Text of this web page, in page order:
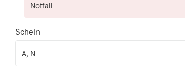
Notfall
Schein
A, N